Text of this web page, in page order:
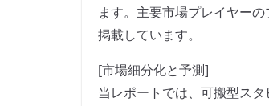
ます。主要市場プレイヤー
掲載しています。
[市場細分化と予測]
当レポートでは、可搬型ス